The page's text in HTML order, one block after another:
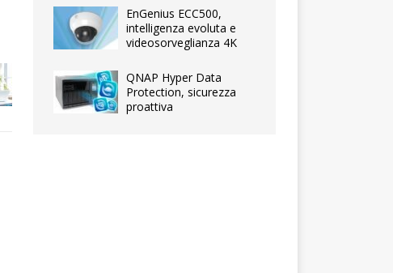
EnGenius ECC500,
intelligenza evoluta e
videosorveglianza 4K
QNAP Hyper Data
Protection, sicurezza
proattiva